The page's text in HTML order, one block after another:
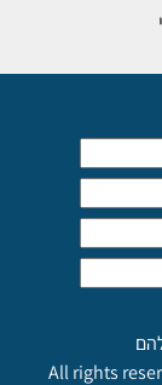
All rights